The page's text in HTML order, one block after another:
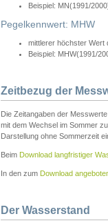
Beispiel: MN(1991/
Pegelkennwert: MHW
mittlerer höchster Wert
Beispiel: MHW(1991/
Zeitbezug der
Die Zeitangaben der
mit dem Wechsel im Sommer
Darstellung ohne Sommerzeit
Beim Download langfristiger
In den zum Download
Der Wasserstand